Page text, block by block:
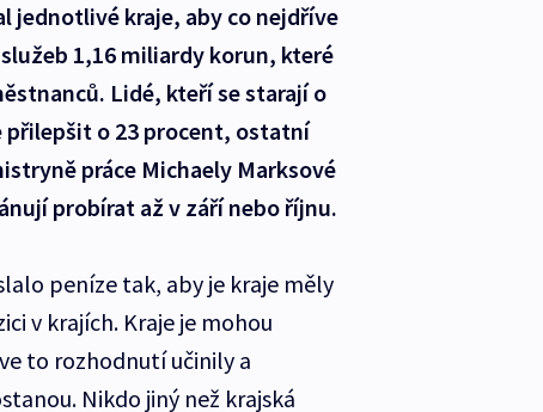
jednotlivé kraje, aby co nejdříve
1,16 miliardy korun, které
Lidé, kteří se starají o
přilepšit o 23 procent, ostatní
práce Michaely Marksové
probírat až v září nebo říjnu.
peníze tak, aby je kraje měly
v krajích. Kraje je mohou
to rozhodnutí učinily a
Nikdo jiný než krajská